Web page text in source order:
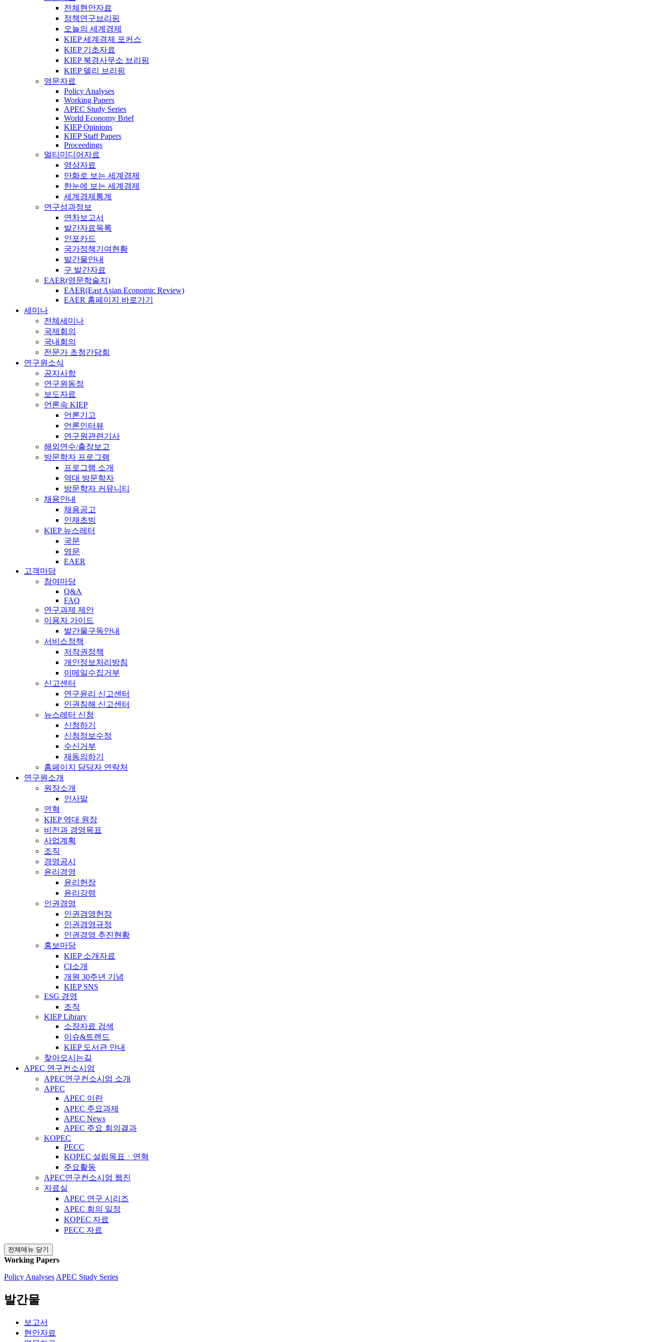
전체현안자료
정책연구브리핑
오늘의 세계경제
KIEP 세계경제 포커스
KIEP 기초자료
KIEP 북경사무소 브리핑
KIEP 델리 브리핑
영문자료
Policy Analyses
Working Papers
APEC Study Series
World Economy Brief
KIEP Opinions
KIEP Staff Papers
Proceedings
멀티미디어자료
영상자료
만화로 보는 세계경제
한눈에 보는 세계경제
세계경제통계
연구성과정보
연차보고서
발간자료목록
인포카드
국가정책기여현황
발간물안내
구 발간자료
EAER(영문학술지)
EAER(East Asian Economic Review)
EAER 홈페이지 바로가기
세미나
전체세미나
국제회의
국내회의
전문가 초청간담회
연구원소식
공지사항
연구원동정
보도자료
언론속 KIEP
언론기고
언론인터뷰
연구원관련기사
해외연수/출장보고
방문학자 프로그램
프로그램 소개
역대 방문학자
방문학자 커뮤니티
채용안내
채용공고
인재초빙
KIEP 뉴스레터
국문
영문
EAER
고객마당
참여마당
Q&A
FAQ
연구과제 제안
이용자 가이드
발간물구독안내
서비스정책
저작권정책
개인정보처리방침
이메일수집거부
신고센터
연구윤리 신고센터
인권침해 신고센터
뉴스레터 신청
신청하기
신청정보수정
수신거부
재동의하기
홈페이지 담당자 연락처
연구원소개
원장소개
인사말
연혁
KIEP 역대 원장
비전과 경영목표
사업계획
조직
경영공시
윤리경영
윤리헌장
윤리강령
인권경영
인권경영헌장
인권경영규정
인권경영 추진현황
홍보마당
KIEP 소개자료
CI소개
개원 30주년 기념
KIEP SNS
ESG 경영
조직
KIEP Library
소장자료 검색
이슈&트렌드
KIEP 도서관 안내
찾아오시는길
APEC 연구컨소시엄
APEC연구컨소시엄 소개
APEC
APEC 이란
APEC 주요과제
APEC News
APEC 주요 회의결과
KOPEC
PECC
KOPEC 설립목표ㆍ연혁
주요활동
APEC연구컨소시엄 웹진
자료실
APEC 연구 시리즈
APEC 회의 일정
KOPEC 자료
PECC 자료
전체메뉴 닫기
Working Papers
Policy Analyses APEC Study Series
발간물
보고서
현안자료